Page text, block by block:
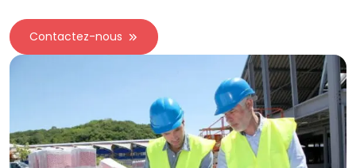
Contactez-nous